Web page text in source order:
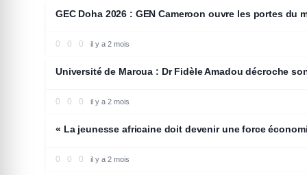
GEC Doha 2026 : GEN Cameroon ouvre les portes du
0 0 0 il y a 2 mois
EDUCATION
Université de Maroua : Dr Fidèle Amadou décroche
0 0 0 il y a 2 mois
ECONOMIE
« La jeunesse africaine doit devenir une force
0 0 0 il y a 2 mois
ECONOMIE